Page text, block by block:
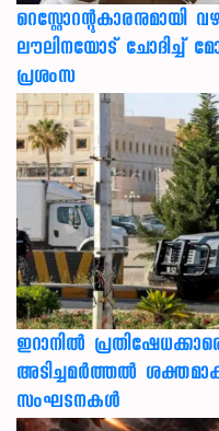
റെസ്റ്റോറന്റുകാരനുമായി
ലൗലിനയോട് ചോദിച്ച്
പ്രശംസ
ഇറാനിൽ
അടിച്ചമർത്തൽ
സംഘടനകൾ